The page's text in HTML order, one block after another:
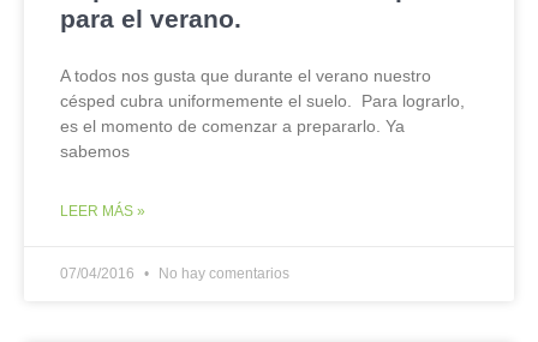
para el verano.
A todos nos gusta que durante el verano nuestro
césped cubra uniformemente el suelo. Para lograrlo,
es el momento de comenzar a prepararlo. Ya
sabemos
LEER MÁS »
07/04/2016 No hay comentarios